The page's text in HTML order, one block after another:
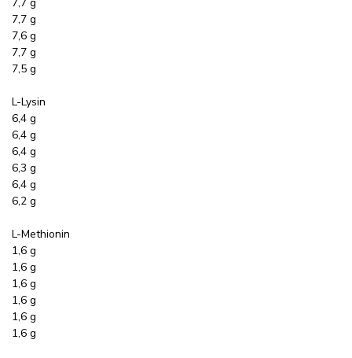
7,7 g
7,6 g
7,7 g
7,5 g
L-Lysin
6,4 g
6,4 g
6,4 g
6,3 g
6,4 g
6,2 g
L-Methionin
1,6 g
1,6 g
1,6 g
1,6 g
1,6 g
1,6 g